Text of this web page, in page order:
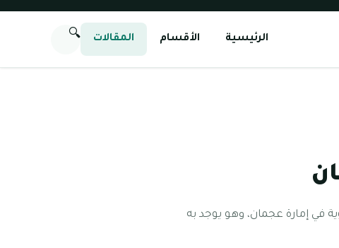
الرئيسية الأقسام المقالات 🔍
إمارة عجمان، وهو يوجد به